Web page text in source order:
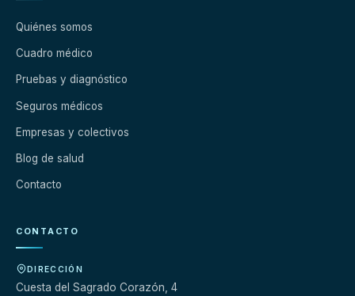
Quiénes somos
Cuadro médico
Pruebas y diagnóstico
Seguros médicos
Empresas y colectivos
Blog de salud
Contacto
CONTACTO
DIRECCIÓN
Cuesta del Sagrado Corazón, 4